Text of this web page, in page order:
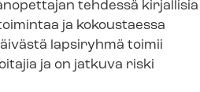
tehdessä kirjallisia
ja kokoustaessa
lapsiryhmä toimii
ja on jatkuva riski